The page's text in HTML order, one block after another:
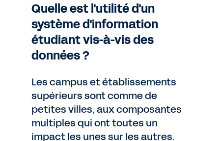
Quelle est l'utilité d'un
système d'information
étudiant vis-à-vis des
données ?
Les campus et établissements
supérieurs sont comme de
petites villes, aux composantes
multiples qui ont toutes un
impact les unes sur les autres.